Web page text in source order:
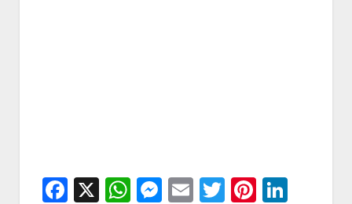
Facebook
X WhatsApp
Messenger
EmailTwitter